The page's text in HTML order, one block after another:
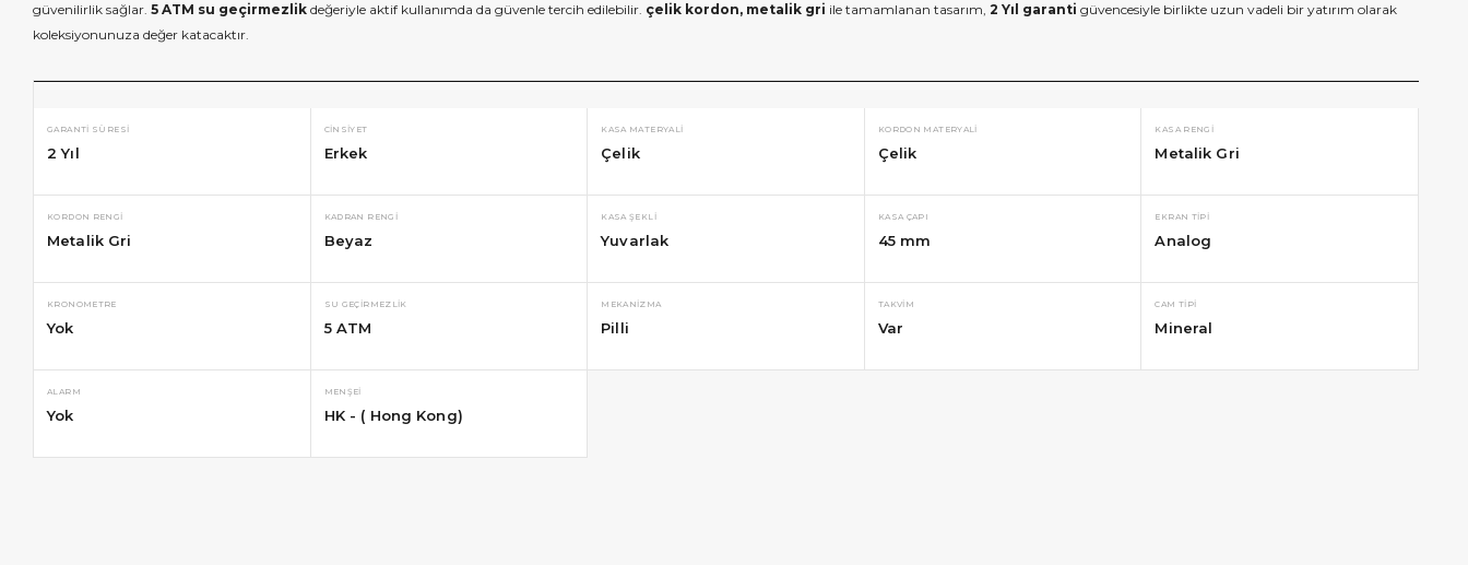
güvenilirlik sağlar. 5 ATM su geçirmezlik değeriyle aktif kullanımda da güvenle tercih edilebilir. çelik kordon, metalik gri ile tamamlanan tasarım, 2 Yıl garanti güvencesiyle birlikte uzun vadeli bir yatırım olarak
koleksiyonunuza değer katacaktır.
GARANTI SÜRESI
2 Yıl
CINSIYET
Erkek
KASA MATERYALI
Çelik
KORDON MATERYALI
Çelik
KASA RENGI
Metalik Gri
KORDON RENGI
Metalik Gri
KADRAN RENGI
Beyaz
KASA ŞEKLI
Yuvarlak
KASA ÇAPI
45 mm
EKRAN TIPI
Analog
KRONOMETRE
Yok
SU GEÇIRMEZLIK
5 ATM
MEKANIZMA
Pilli
TAKVIM
Var
CAM TIPI
Mineral
ALARM
Yok
MENŞEI
HK - ( Hong Kong)